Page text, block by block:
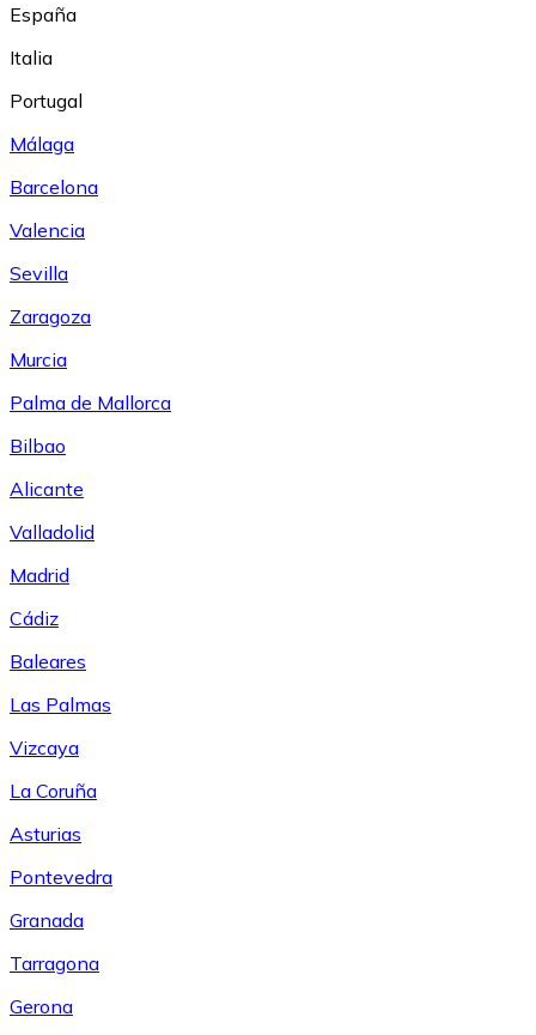
España
Italia
Portugal
Málaga
Barcelona
Valencia
Sevilla
Zaragoza
Murcia
Palma de Mallorca
Bilbao
Alicante
Valladolid
Madrid
Cádiz
Baleares
Las Palmas
Vizcaya
La Coruña
Asturias
Pontevedra
Granada
Tarragona
Gerona